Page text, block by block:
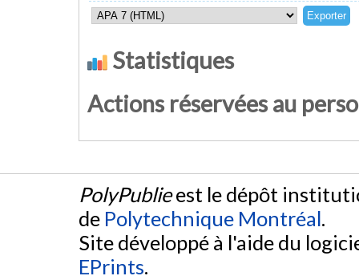
Statistiques
Actions réservées au
PolyPublieest le dépôt
de Polytechnique Montréal.
Site développé à l'aide du
EPrints.